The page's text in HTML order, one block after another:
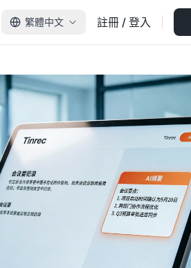
繁體中文 註冊 / 登入